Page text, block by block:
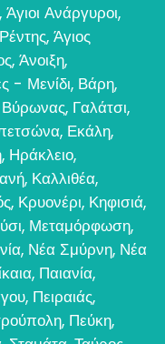
, Άγιοι Ανάργυροι,
, Άγιος
, Άνοιξη,
- Μενίδι, Βάρη,
Βύρωνας, Γαλάτσι,
, Εκάλη,
, Ηράκλειο,
, Καλλιθέα,
, Κρυονέρι, Κηφισιά,
, Μεταμόρφωση,
, Νέα Σμύρνη, Νέα
, Παιανία,
, Πειραιάς,
, Πεύκη,